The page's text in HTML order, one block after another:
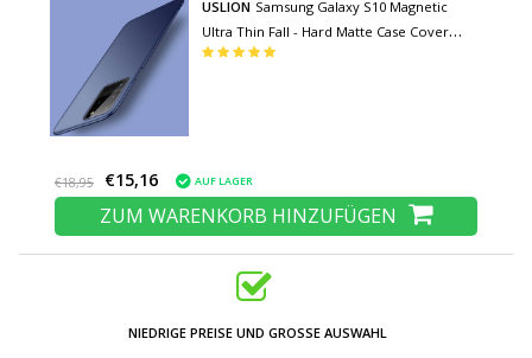
USLION Samsung Galaxy S10 Magnetic
Ultra Thin Fall - Hard Matte Case Cover
Dunkelblau
€18,95 €15,16 AUF LAGER
ZUM WARENKORB HINZUFÜGEN
NIEDRIGE PREISE UND GROSSE AUSWAHL